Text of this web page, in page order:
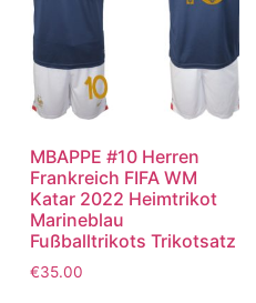
MBAPPE #10 Herren
Frankreich FIFA WM
Katar 2022 Heimtrikot
Marineblau
Fußballtrikots Trikotsatz
€35.00